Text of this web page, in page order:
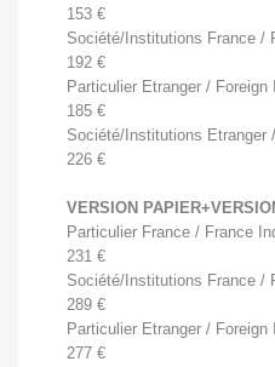
153 €
Société/Institutions
192 €
Particulier Etranger /
185  €
Société/Institutions
226  €
VERSION
Particulier France /
231  €
Société/Institutions
289  €
Particulier Etranger /
277  €